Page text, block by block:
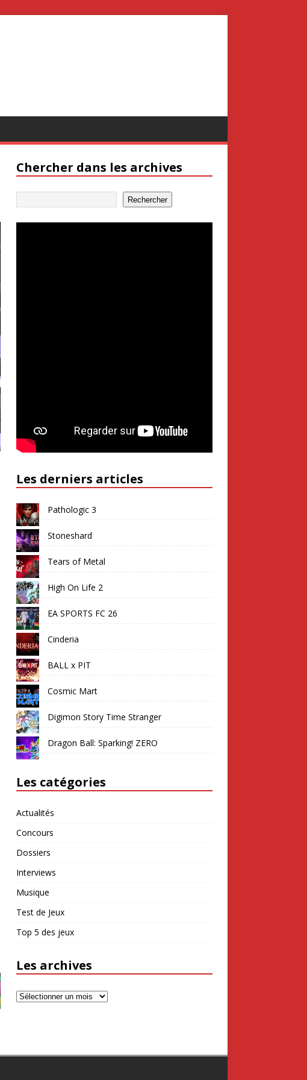
Chercher dans les archives
Rechercher
Les derniers articles
Pathologic 3
Stoneshard
Tears of Metal
High On Life 2
EA SPORTS FC 26
Cinderia
BALL x PIT
Cosmic Mart
Digimon Story Time Stranger
Dragon Ball: Sparking! ZERO
Les catégories
Actualités
Concours
Dossiers
Interviews
Musique
Test de Jeux
Top 5 des jeux
Les archives